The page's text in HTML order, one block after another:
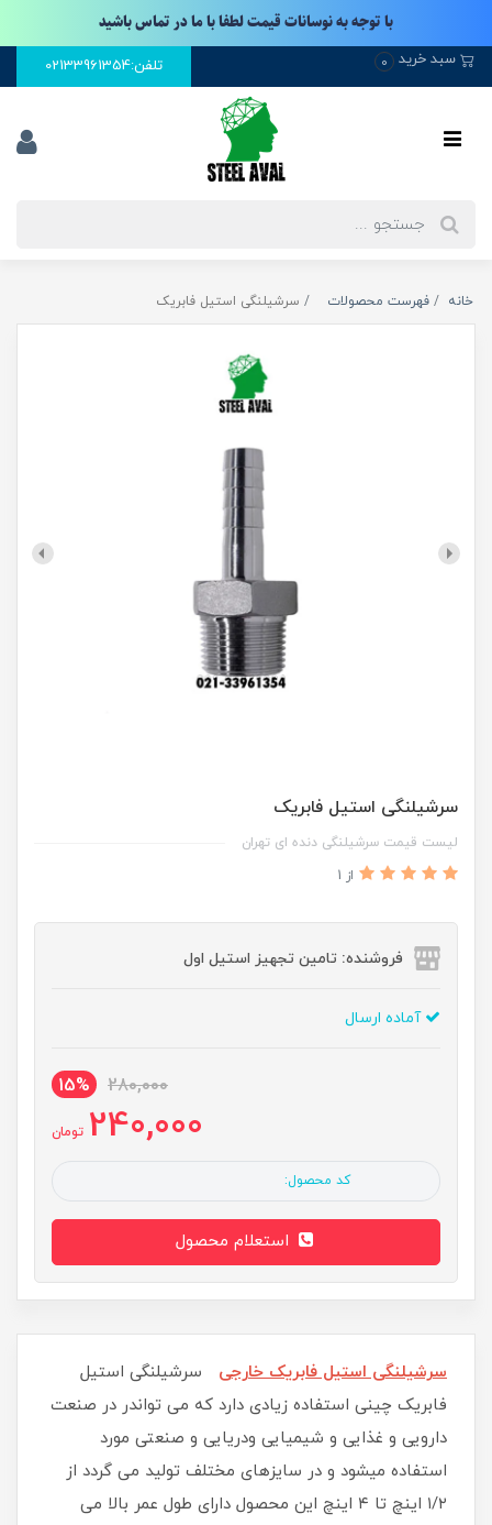
با توجه به نوسانات قیمت لطفا با ما در تماس باشید
سبد خرید 0 تلفن:02133961354
خانه فهرست محصولات سرشیلنگی استیل فابریک
سرشیلنگی استیل فابریک
لیست قیمت سرشیلنگی دنده ای تهران
از 1
فروشنده: تامین تجهیز استیل اول
آماده ارسال
280,000
15%
240,000 تومان
کد محصول:
استعلام محصول
سرشیلنگی استیل فابریک خارجی سرشیلنگی استیل
فابریک چینی استفاده زیادی دارد که می تواندر در صنعت
دارویی و غذایی و شیمیایی ودریایی و صنعتی مورد
استفاده میشود و در سایزهای مختلف تولید می گردد از
۱/۲ اینچ تا ۴ اینچ این محصول دارای طول عمر بالا می